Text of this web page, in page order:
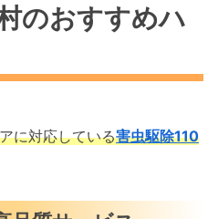
のおすすめハ
に対応している害虫駆除110